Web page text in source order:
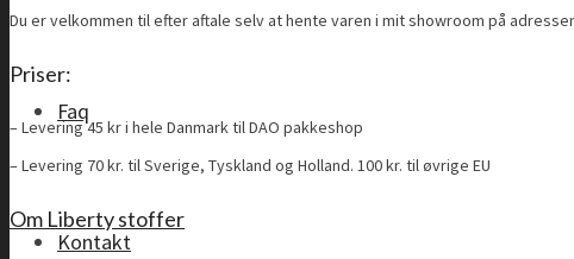
Faq
Kontakt
Du er velkommen til efter aftale selv at hente varen i mit showroom på
Priser:
– Levering 45 kr i hele Danmark til DAO pakkeshop
– Levering 70 kr. til Sverige, Tyskland og Holland. 100 kr. til øvrige EU
Om Liberty stoffer